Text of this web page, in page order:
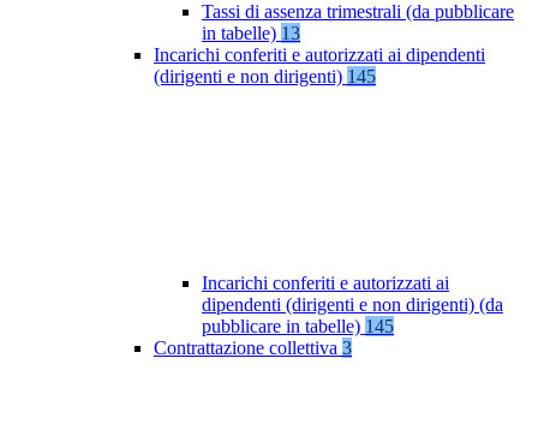
Tassi di assenza trimestrali (da pubblicare
in tabelle) 13
Incarichi conferiti e autorizzati ai dipendenti
(dirigenti e non dirigenti) 145
Incarichi conferiti e autorizzati ai
dipendenti (dirigenti e non dirigenti) (da
pubblicare in tabelle) 145
Contrattazione collettiva 3